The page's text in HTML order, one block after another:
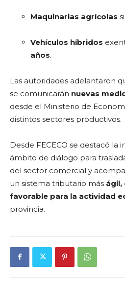
Maquinarias agrícolas
Vehículos híbridos
años.
Las autoridades adelantaron
se comunicarán nuevas
desde el Ministerio de
distintos sectores productivos.
Desde FECECO se destacó la
ámbito de diálogo para
del sector comercial y
un sistema tributario más ágil,
favorable para la actividad
provincia.